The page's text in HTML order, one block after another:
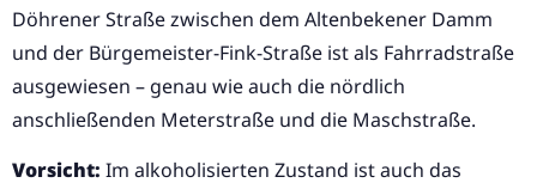
Döhrener Straße zwischen dem Altenbekener Damm
und der Bürgemeister-Fink-Straße ist als Fahrradstraße
ausgewiesen – genau wie auch die nördlich
anschließenden Meterstraße und die Maschstraße.
Vorsicht: Im alkoholisierten Zustand ist auch das